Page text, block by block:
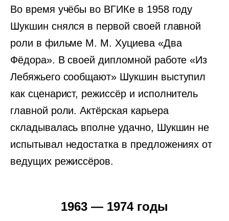
Во время учёбы во ВГИКе в 1958 году
Шукшин снялся в первой своей главной
роли в фильме М. М. Хуциева «Два
Фёдора». В своей дипломной работе «Из
Лебяжьего сообщают» Шукшин выступил
как сценарист, режиссёр и исполнитель
главной роли. Актёрская карьера
складывалась вполне удачно, Шукшин не
испытывал недостатка в предложениях от
ведущих режиссёров.
1963 — 1974 годы